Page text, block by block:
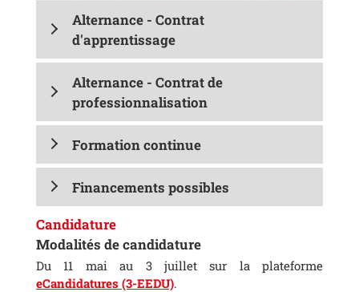
Alternance - Contrat
d'apprentissage
Alternance - Contrat de
professionnalisation
Formation continue
Financements possibles
Candidature
Modalités de candidature
Du 11 mai au 3 juillet
sur la plateforme
eCandidatures (3-EEDU).